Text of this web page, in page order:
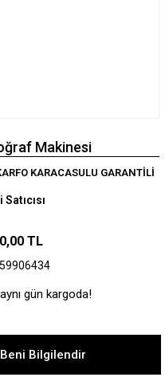
Makinesi
KARACASULU GARANTİLİ
TL
gün kargoda!
Bilgilendir